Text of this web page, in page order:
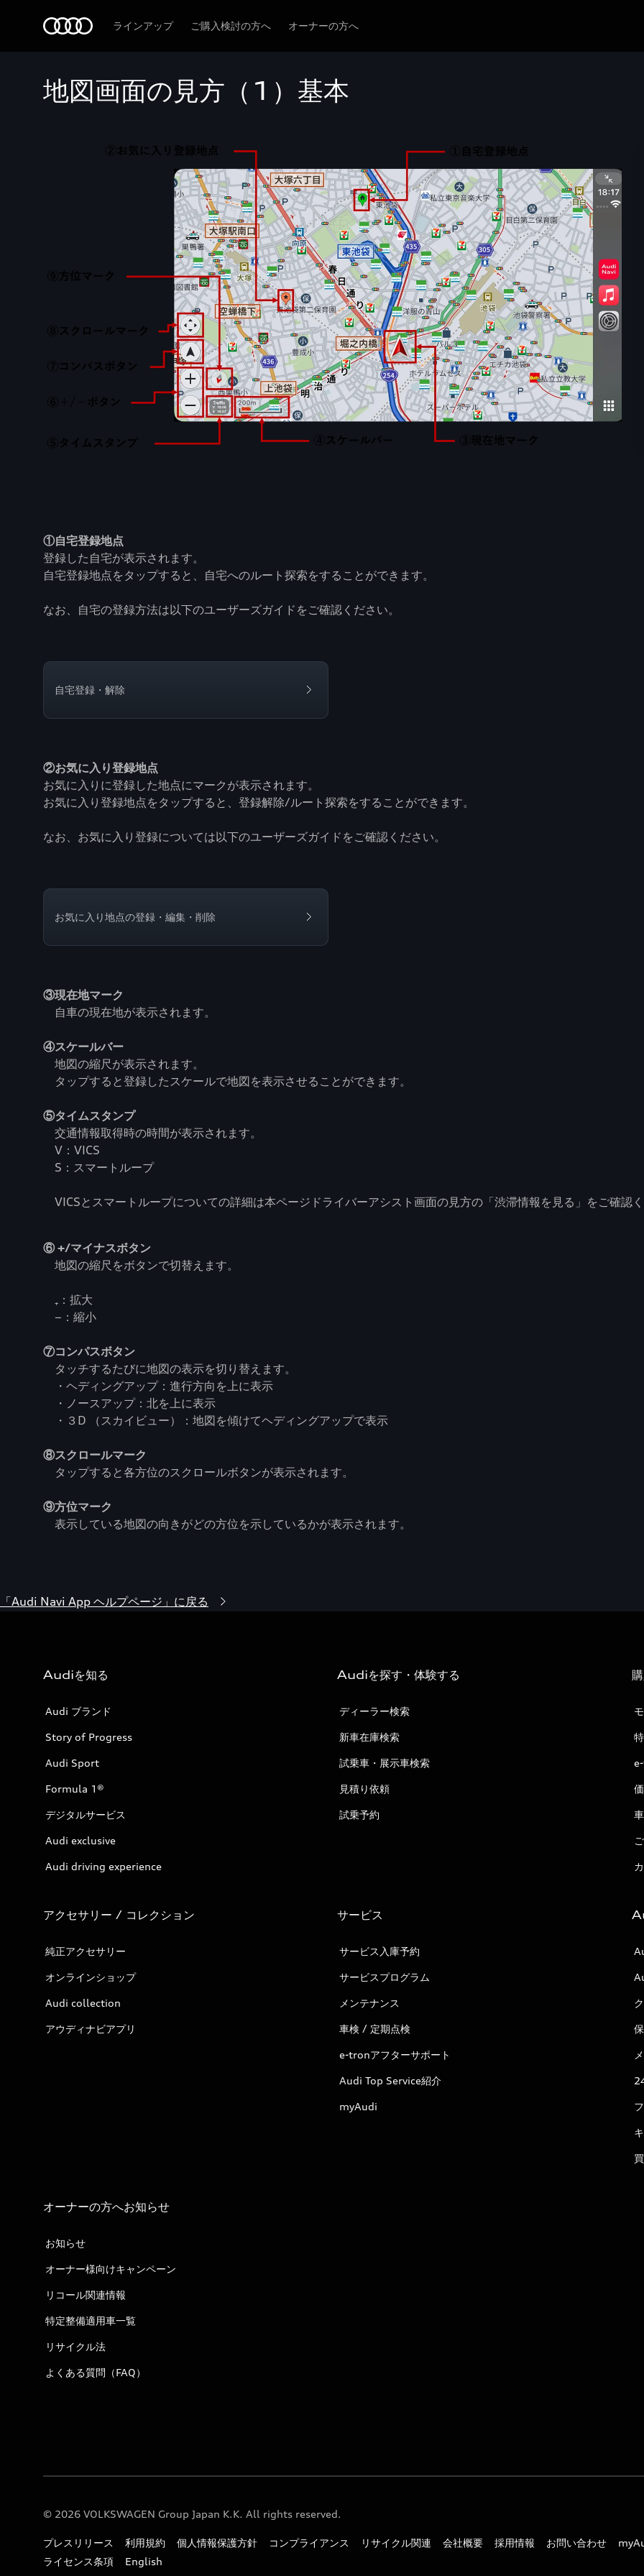
ラインアップ ご購入検討の方へ オーナーの方へ
地図画面の見方（1）基本
①自宅登録地点
登録した自宅が表示されます。
自宅登録地点をタップすると、自宅へのルート探索をすることができます。
なお、自宅の登録方法は以下のユーザーズガイドをご確認ください。
自宅登録・解除
②お気に入り登録地点
お気に入りに登録した地点にマークが表示されます。
お気に入り登録地点をタップすると、登録解除/ルート探索をすることができます。
なお、お気に入り登録については以下のユーザーズガイドをご確認ください。
お気に入り地点の登録・編集・削除
③現在地マーク
自車の現在地が表示されます。
④スケールバー
地図の縮尺が表示されます。
タップすると登録したスケールで地図を表示させることができます。
⑤タイムスタンプ
交通情報取得時の時間が表示されます。
V：VICS
S：スマートループ
VICSとスマートループについての詳細は本ページドライバーアシスト画面の見方の「渋滞情報を見る」をご確認く
⑥ +/マイナスボタン
地図の縮尺をボタンで切替えます。
₊：拡大
−：縮小
⑦コンパスボタン
タッチするたびに地図の表示を切り替えます。
・ヘディングアップ：進行方向を上に表示
・ノースアップ：北を上に表示
・３D （スカイビュー）：地図を傾けてヘディングアップで表示
⑧スクロールマーク
タップすると各方位のスクロールボタンが表示されます。
⑨方位マーク
表示している地図の向きがどの方位を示しているかが表示されます。
「Audi Navi App ヘルプページ」に戻る
Audiを知る
Audi ブランド
Story of Progress
Audi Sport
Formula 1®
デジタルサービス
Audi exclusive
Audi driving experience
Audiを探す・体験する
ディーラー検索
新車在庫検索
試乗車・展示車検索
見積り依頼
試乗予約
アクセサリー / コレクション
純正アクセサリー
オンラインショップ
Audi collection
アウディナビアプリ
サービス
サービス入庫予約
サービスプログラム
メンテナンス
車検 / 定期点検
e-tronアフターサポート
Audi Top Service紹介
myAudi
オーナーの方へお知らせ
お知らせ
オーナー様向けキャンペーン
リコール関連情報
特定整備適用車一覧
リサイクル法
よくある質問（FAQ）
© 2026 VOLKSWAGEN Group Japan K.K. All rights reserved.
プレスリリース 利用規約 個人情報保護方針 コンプライアンス リサイクル関連 会社概要 採用情報 お問い合わせ
ライセンス条項
English